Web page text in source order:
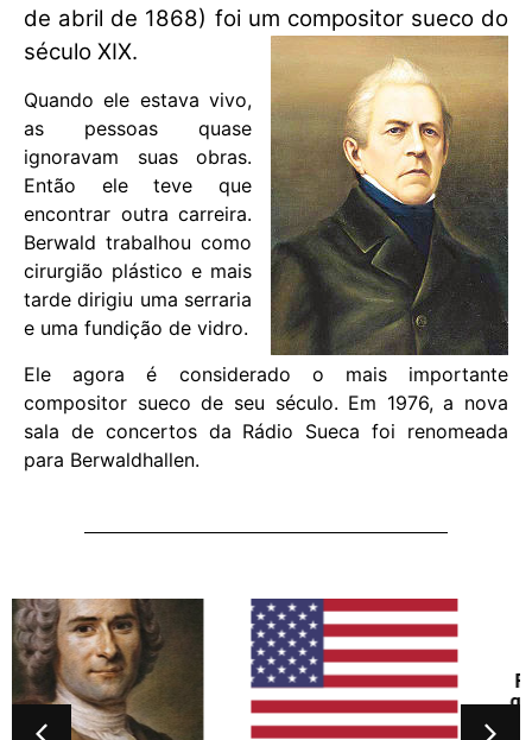
de abril de 1868) foi um compositor sueco do
século XIX.
Quando ele estava vivo,
as pessoas quase
ignoravam suas obras.
Então ele teve que
encontrar outra carreira.
Berwald trabalhou como
cirurgião plástico e mais
tarde dirigiu uma serraria
e uma fundição de vidro.
Ele agora é considerado o mais importante
compositor sueco de seu século. Em 1976, a nova
sala de concertos da Rádio Sueca foi renomeada
para Berwaldhallen.
A Bandeira da
República da Irlanda,
qual é a sua história, a
sua origem?